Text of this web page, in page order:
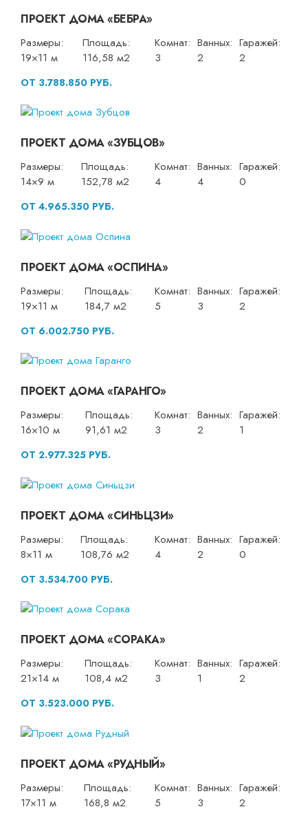
ПРОЕКТ ДОМА «БЕБРА»
Размеры:
19×11 м
Площадь:
116,58 м2
Комнат:
3
Ванных:
2
Гаражей:
2
ОТ 3.788.850 РУБ.
ПРОЕКТ ДОМА «ЗУБЦОВ»
Размеры:
14×9 м
Площадь:
152,78 м2
Комнат:
4
Ванных:
4
Гаражей:
0
ОТ 4.965.350 РУБ.
ПРОЕКТ ДОМА «ОСПИНА»
Размеры:
19×11 м
Площадь:
184,7 м2
Комнат:
5
Ванных:
3
Гаражей:
2
ОТ 6.002.750 РУБ.
ПРОЕКТ ДОМА «ГАРАНГО»
Размеры:
16×10 м
Площадь:
91,61 м2
Комнат:
3
Ванных:
2
Гаражей:
1
ОТ 2.977.325 РУБ.
ПРОЕКТ ДОМА «СИНЬЦЗИ»
Размеры:
8×11 м
Площадь:
108,76 м2
Комнат:
4
Ванных:
2
Гаражей:
0
ОТ 3.534.700 РУБ.
ПРОЕКТ ДОМА «СОРАКА»
Размеры:
21×14 м
Площадь:
108,4 м2
Комнат:
3
Ванных:
1
Гаражей:
2
ОТ 3.523.000 РУБ.
ПРОЕКТ ДОМА «РУДНЫЙ»
Размеры:
17×11 м
Площадь:
168,8 м2
Комнат:
5
Ванных:
3
Гаражей:
2